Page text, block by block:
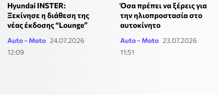
Hyundai INSTER:
Ξεκίνησε η διάθεση της
νέας έκδοσης “Lounge”
Auto - Moto 24.07.2026
12:09
Όσα πρέπει να ξέρεις για
την ηλιοπροστασία στο
αυτοκίνητο
Auto - Moto 23.07.2026
11:51